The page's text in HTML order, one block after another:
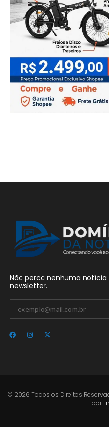
Não perca nenhuma notícia
newsletter.
© 2026 Todos os Direitos
por: